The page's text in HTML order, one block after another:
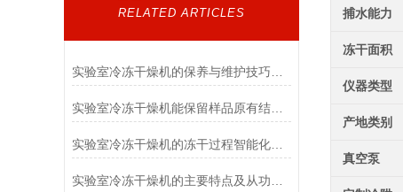
RELATED ARTICLES
实验室冷冻干燥机能保留样品原有结构和活性
实验室冷冻干燥机的冻干过程智能化功能和基本操作流程
捕水能力
冻干面积
仪器类型
产地类别
真空泵